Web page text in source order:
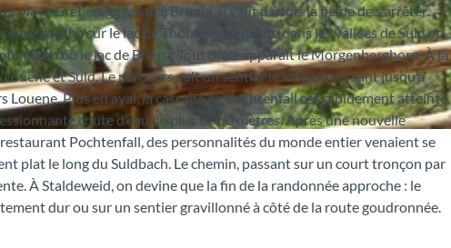
via la Greberegg jusqu'à Brunni. Il vaut parfois la peine de s’arrêter
à gauche sur le lac de Thoune ou à droite dans les vallées de Suld et
ou le lac de Brienz. Tout droit apparaît le Morgenberghorn. À la
et Suld. Le parcours suit un sentier le long du versant jusqu’à
Plus en aval, la cascade de Pochtenfall est rapidement atteinte.
chute d’eau de plus de 80 mètres. Après une nouvelle
Pochtenfall, des personnalités du monde entier venaient se
plat le long du Suldbach. Le chemin, passant sur un court tronçon par
À Staldeweid, on devine que la fin de la randonnée approche : le
dur ou sur un sentier gravillonné à côté de la route goudronnée.